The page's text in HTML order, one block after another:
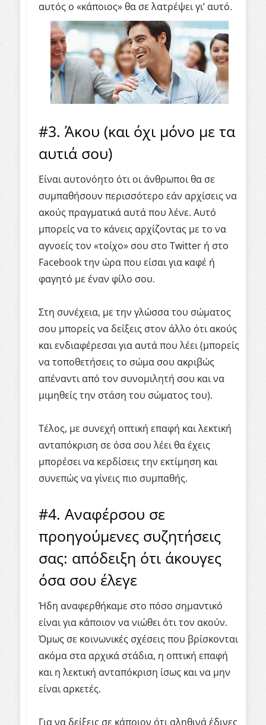
αυτός ο «κάποιος» θα σε λατρέψει γι’ αυτό.
#3. Άκου (και όχι μόνο με τα
αυτιά σου)
Είναι αυτονόητο ότι οι άνθρωποι θα σε
συμπαθήσουν περισσότερο εάν αρχίσεις να
ακούς πραγματικά αυτά που λένε. Αυτό
μπορείς να το κάνεις αρχίζοντας με το να
αγνοείς τον «τοίχο» σου στο Twitter ή στο
Facebookτην ώρα που είσαι για καφέ ή
φαγητό με έναν φίλο σου.
Στη συνέχεια, με την γλώσσα του σώματος
σου μπορείς να δείξεις στον άλλο ότι ακούς
και ενδιαφέρεσαι για αυτά που λέει (μπορείς
να τοποθετήσεις το σώμα σου ακριβώς
απέναντι από τον συνομιλητή σου και να
μιμηθείς την στάση του σώματος του).
Τέλος, με συνεχή οπτική επαφή και λεκτική
ανταπόκριση σε όσα σου λέει θα έχεις
μπορέσει να κερδίσεις την εκτίμηση και
συνεπώς να γίνεις πιο συμπαθής.
#4. Αναφέρσου σε
προηγούμενες συζητήσεις
σας: απόδειξη ότι άκουγες
όσα σου έλεγε
Ήδη αναφερθήκαμε στο πόσο σημαντικό
είναι για κάποιον να νιώθει ότι τον ακούν.
Όμως σε κοινωνικές σχέσεις που βρίσκονται
ακόμα στα αρχικά στάδια, η οπτική επαφή
και η λεκτική ανταπόκριση ίσως και να μην
είναι αρκετές.
Για να δείξεις σε κάποιον ότι αληθινά έδινες